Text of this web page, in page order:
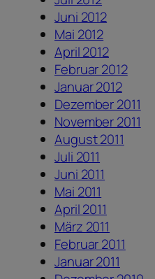
Juni 2012
Mai 2012
April 2012
Februar 2012
Januar 2012
Dezember 2011
November 2011
August 2011
Juli 2011
Juni 2011
Mai 2011
April 2011
März 2011
Februar 2011
Januar 2011